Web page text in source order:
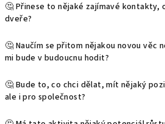
🤔 Přinese to nějaké zajímavé kontakty,
dveře?
🤔 Naučím se přitom nějakou novou věc
mi bude v budoucnu hodit?
🤔 Bude to, co chci dělat, mít nějaký
ale i pro společnost?